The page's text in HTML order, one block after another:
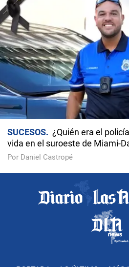
SUCESOS
¿Quién era el
vida en el suroeste de Miami-
Por Daniel Castropé